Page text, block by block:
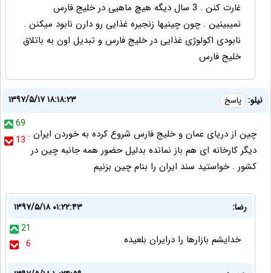
غارت کنن . 3 سال دیگه هیچ ماهیی در خلیج فارس
نمیبینین . چون چینیها زنجیره غذایی رو دارن نابود میکنن .
نابودی اکولوژی غذایی در خلیج فارس و تبدیل اون به باتلاق
خلیج فارس
نیلو: پاسخ
۱۳۹۷/۵/۱۷ ۱۸:۱۸:۲۳
69
13 چین از دریای عمان و خلیج فارس شروع کرده به خوردن ایران .
دیگر کارخانه ای هم باز نمانده بدلیل حضور همه جانبه چین در
کشور . خواستید سند ایران را بنام چین بزنیم
رضا:
۱۳۹۷/۵/۱۸ ۰۱:۲۲:۴۳
21
6
خدایشم بازارها را درایران بلعیده